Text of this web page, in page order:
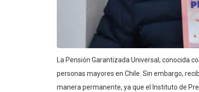
La Pensión Garantizada Universal, conocida
personas mayores en Chile. Sin embargo,
manera permanente, ya que el Instituto de